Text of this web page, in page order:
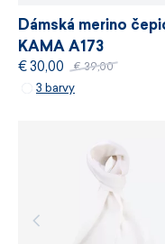
Dámská merino
KAMA A173
€ 30,00 € 39,00
3 barvy